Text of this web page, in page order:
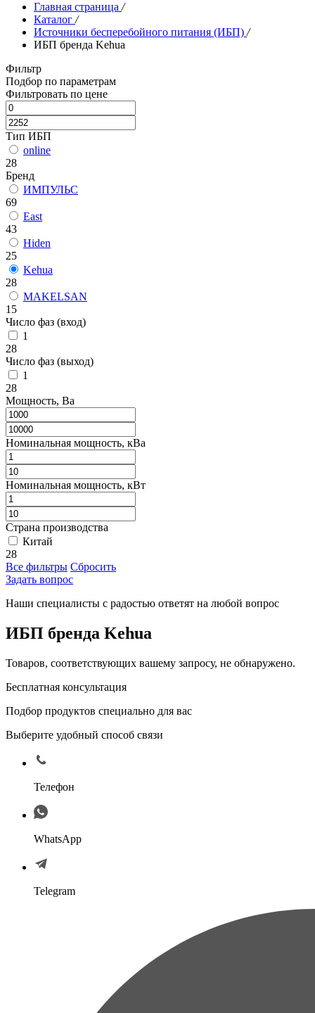
Главная страница /
Каталог /
Источники бесперебойного питания (ИБП) /
ИБП бренда Kehua
Фильтр
Подбор по параметрам
Фильтровать по цене
Тип ИБП
online
28
Бренд
ИМПУЛЬС
69
East
43
Hiden
25
Kehua
28
MAKELSAN
15
Число фаз (вход)
1
28
Число фаз (выход)
1
28
Мощность, Ва
Номинальная мощность, кВа
Номинальная мощность, кВт
Страна производства
Китай
28
Все фильтры Сбросить
Задать вопрос
Наши специалисты с радостью ответят на любой вопрос
ИБП бренда Kehua
Товаров, соответствующих вашему запросу, не обнаружено.
Бесплатная консультация
Подбор продуктов специально для вас
Выберите удобный способ связи
Телефон
WhatsApp
Telegram